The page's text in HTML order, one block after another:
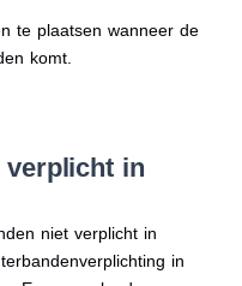
te plaatsen wanneer de
komt.
verplicht in
niet verplicht in
in